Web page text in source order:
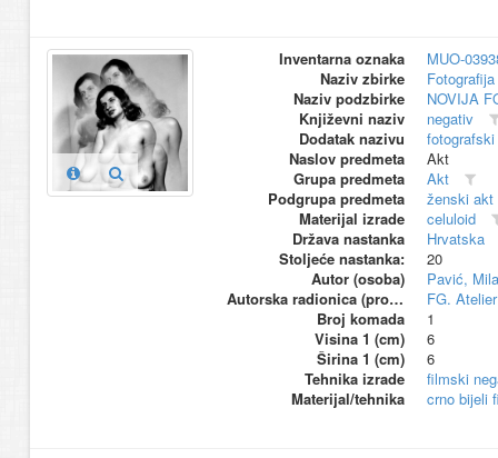
Inventarna oznaka
MUO-
Naziv zbirke
Naziv podzbirke
NOVIJA
Književni naziv
negativ
Dodatak nazivu
Naslov predmeta
Akt
Grupa predmeta
Akt
Podgrupa predmeta
ženski akt
Materijal izrade
celuloid
Država nastanka
Hrvatska
Stoljeće nastanka:
20
Autor (osoba)
Pavić,
Autorska radionica (proizvođač)
FG.
Broj komada
1
Visina 1 (cm)
6
Širina 1 (cm)
6
Tehnika izrade
filmski
Materijal/tehnika
crno bijeli